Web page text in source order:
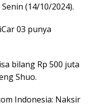
(14/10/2024).
03 punya
bilang Rp 500 juta
Shuo.
Indonesia: Naksir